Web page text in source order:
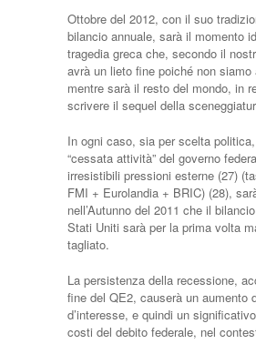
Ottobre del 2012, con il suo
bilancio annuale, sarà il momento
tragedia greca che, secondo il
avrà un lieto fine poiché non siamo
mentre sarà il resto del mondo, in
scrivere il sequel della
In ogni caso, sia per scelta
“cessata attività” del governo
irresistibili pressioni esterne (27)
FMI + Eurolandia + BRIC) (28),
nell’Autunno del 2011 che il
Stati Uniti sarà per la prima volta
tagliato.
La persistenza della recessione,
fine del QE2, causerà un aumento
d’interesse, e quindi un
costi del debito federale, nel